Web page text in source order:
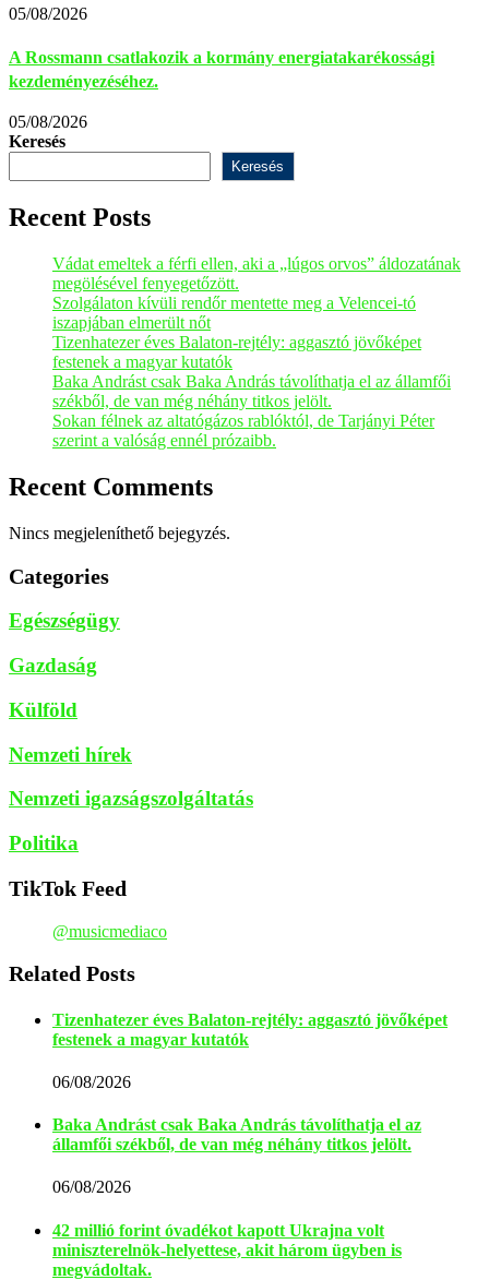
05/08/2026
A Rossmann csatlakozik a kormány energiatakarékossági
kezdeményezéséhez.
05/08/2026
Keresés
Keresés
Recent Posts
Vádat emeltek a férfi ellen, aki a „lúgos orvos” áldozatának
megölésével fenyegetőzött.
Szolgálaton kívüli rendőr mentette meg a Velencei-tó
iszapjában elmerült nőt
Tizenhatezer éves Balaton-rejtély: aggasztó jövőképet
festenek a magyar kutatók
Baka Andrást csak Baka András távolíthatja el az államfői
székből, de van még néhány titkos jelölt.
Sokan félnek az altatógázos rablóktól, de Tarjányi Péter
szerint a valóság ennél prózaibb.
Recent Comments
Nincs megjeleníthető bejegyzés.
Categories
Egészségügy
Gazdaság
Külföld
Nemzeti hírek
Nemzeti igazságszolgáltatás
Politika
TikTok Feed
@musicmediaco
Related Posts
Tizenhatezer éves Balaton-rejtély: aggasztó jövőképet
festenek a magyar kutatók
06/08/2026
Baka Andrást csak Baka András távolíthatja el az
államfői székből, de van még néhány titkos jelölt.
06/08/2026
42 millió forint óvadékot kapott Ukrajna volt
miniszterelnök-helyettese, akit három ügyben is
megvádoltak.